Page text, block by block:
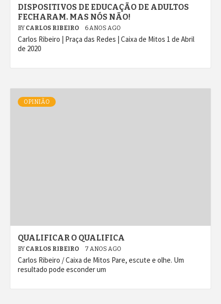
DISPOSITIVOS DE EDUCAÇÃO DE ADULTOS
FECHARAM. MAS NÓS NÃO!
BY CARLOS RIBEIRO 6 ANOS AGO
Carlos Ribeiro | Praça das Redes | Caixa de Mitos 1 de Abril
de 2020
OPINIÃO
QUALIFICAR O QUALIFICA
BY CARLOS RIBEIRO 7 ANOS AGO
Carlos Ribeiro / Caixa de Mitos Pare, escute e olhe. Um
resultado pode esconder um